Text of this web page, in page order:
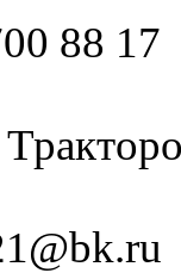
88 17